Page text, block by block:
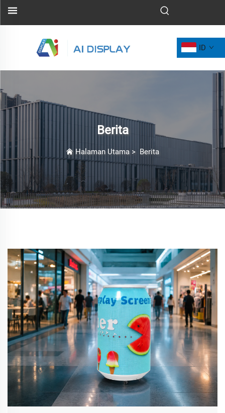
ID
Berita
Halaman Utama > Berita